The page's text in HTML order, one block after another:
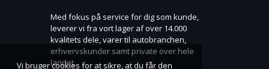
Vi bruger cookies for at sikre, at du får den
Med fokus på service for dig som kunde,
leverer vi fra vort lager af over 14.000
kvalitets dele, varer til autobranchen,
erhvervskunder samt private over hele
landet.